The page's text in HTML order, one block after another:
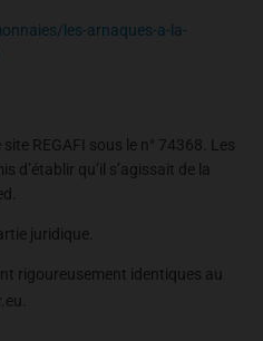
les-arnaques-a-la-
REGAFI sous le n° 74368. Les
d’établir qu’il s’agissait de la
juridique.
rigoureusement identiques au